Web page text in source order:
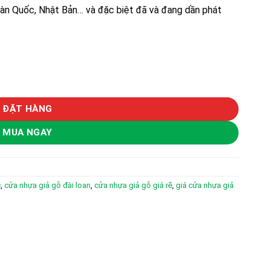
Quốc, Nhật Bản… và đặc biệt đã và đang dần phát
ĐẶT HÀNG
MUA NGAY
, cửa nhựa giả gỗ đài loan cửa nhựa giả gỗ giá rẽ, giá cửa nhựa giả